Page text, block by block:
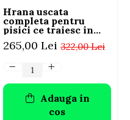
Hrana uscata
completa pentru
pisici ce traiesc in
casa, Club 4 Paws
Premium Indoor,
322,00 Lei
265,00 Lei
Adauga in
cos